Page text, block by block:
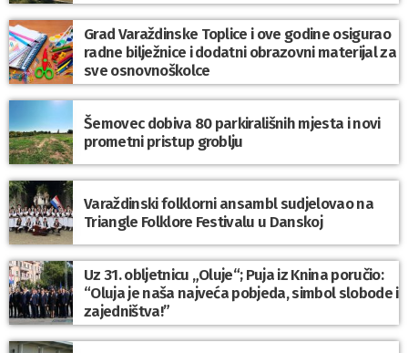
Grad Varaždinske Toplice i ove godine osigurao
radne bilježnice i dodatni obrazovni materijal za
sve osnovnoškolce
Šemovec dobiva 80 parkirališnih mjesta i novi
prometni pristup groblju
Varaždinski folklorni ansambl sudjelovao na
Triangle Folklore Festivalu u Danskoj
Uz 31. obljetnicu „Oluje“; Puja iz Knina poručio:
“Oluja je naša najveća pobjeda, simbol slobode i
zajedništva!”